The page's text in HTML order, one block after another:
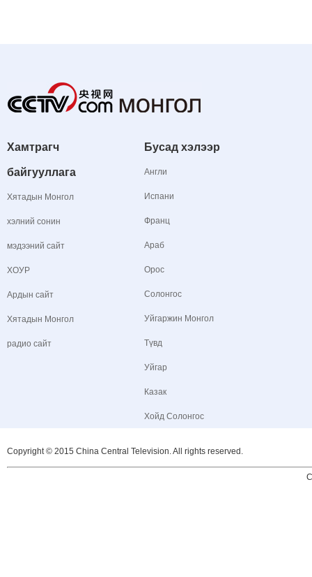
Хамтрагч
байгууллага
Хятадын Монгол
хэлний сонин
мэдээний сайт
ХОУР
Ардын сайт
Хятадын Монгол
радио сайт
Бусад хэлээр
Англи
Испани
Франц
Араб
Орос
Солонгос
Уйгаржин Монгол
Түвд
Уйгар
Казак
Хойд Солонгос
Copyright © 2015 China Central Television. All rights reserved.